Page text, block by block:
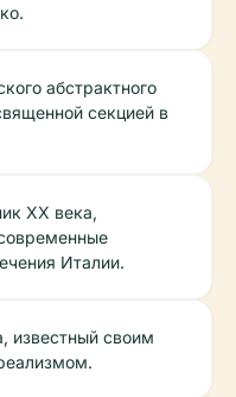
абстрактного
секцией в
XX века,
Италии.
известный своим